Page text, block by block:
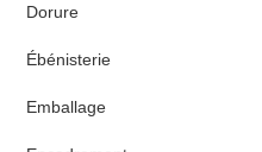
Dorure
Ébénisterie
Emballage